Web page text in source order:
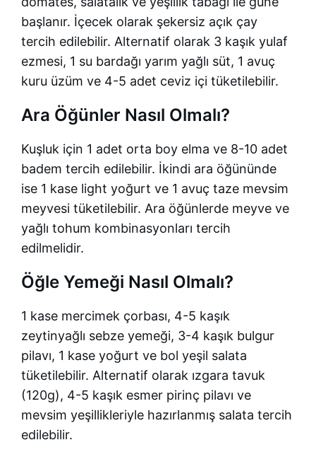
başlanır. İçecek olarak şekersiz açık çay
tercih edilebilir. Alternatif olarak 3 kaşık yulaf
ezmesi, 1 su bardağı yarım yağlı süt, 1 avuç
kuru üzüm ve 4-5 adet ceviz içi tüketilebilir.
Ara Öğünler Nasıl Olmalı?
Kuşluk için 1 adet orta boy elma ve 8-10 adet
badem tercih edilebilir. İkindi ara öğününde
ise 1 kase light yoğurt ve 1 avuç taze mevsim
meyvesi tüketilebilir. Ara öğünlerde meyve ve
yağlı tohum kombinasyonları tercih
edilmelidir.
Öğle Yemeği Nasıl Olmalı?
1 kase mercimek çorbası, 4-5 kaşık
zeytinyağlı sebze yemeği, 3-4 kaşık bulgur
pilavı, 1 kase yoğurt ve bol yeşil salata
tüketilebilir. Alternatif olarak ızgara tavuk
(120g), 4-5 kaşık esmer pirinç pilavı ve
mevsim yeşillikleriyle hazırlanmış salata tercih
edilebilir.